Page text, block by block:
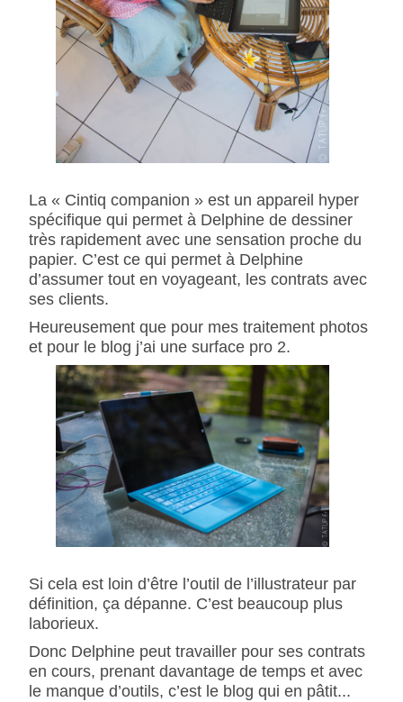
La « Cintiq companion » est un appareil hyper
spécifique qui permet à Delphine de dessiner
très rapidement avec une sensation proche du
papier. C’est ce qui permet à Delphine
d’assumer tout en voyageant, les contrats avec
ses clients.
Heureusement que pour mes traitement photos
et pour le blog j’ai une surface pro 2.
Si cela est loin d’être l’outil de l’illustrateur par
définition, ça dépanne. C’est beaucoup plus
laborieux.
Donc Delphine peut travailler pour ses contrats
en cours, prenant davantage de temps et avec
le manque d’outils, c’est le blog qui en pâtit...